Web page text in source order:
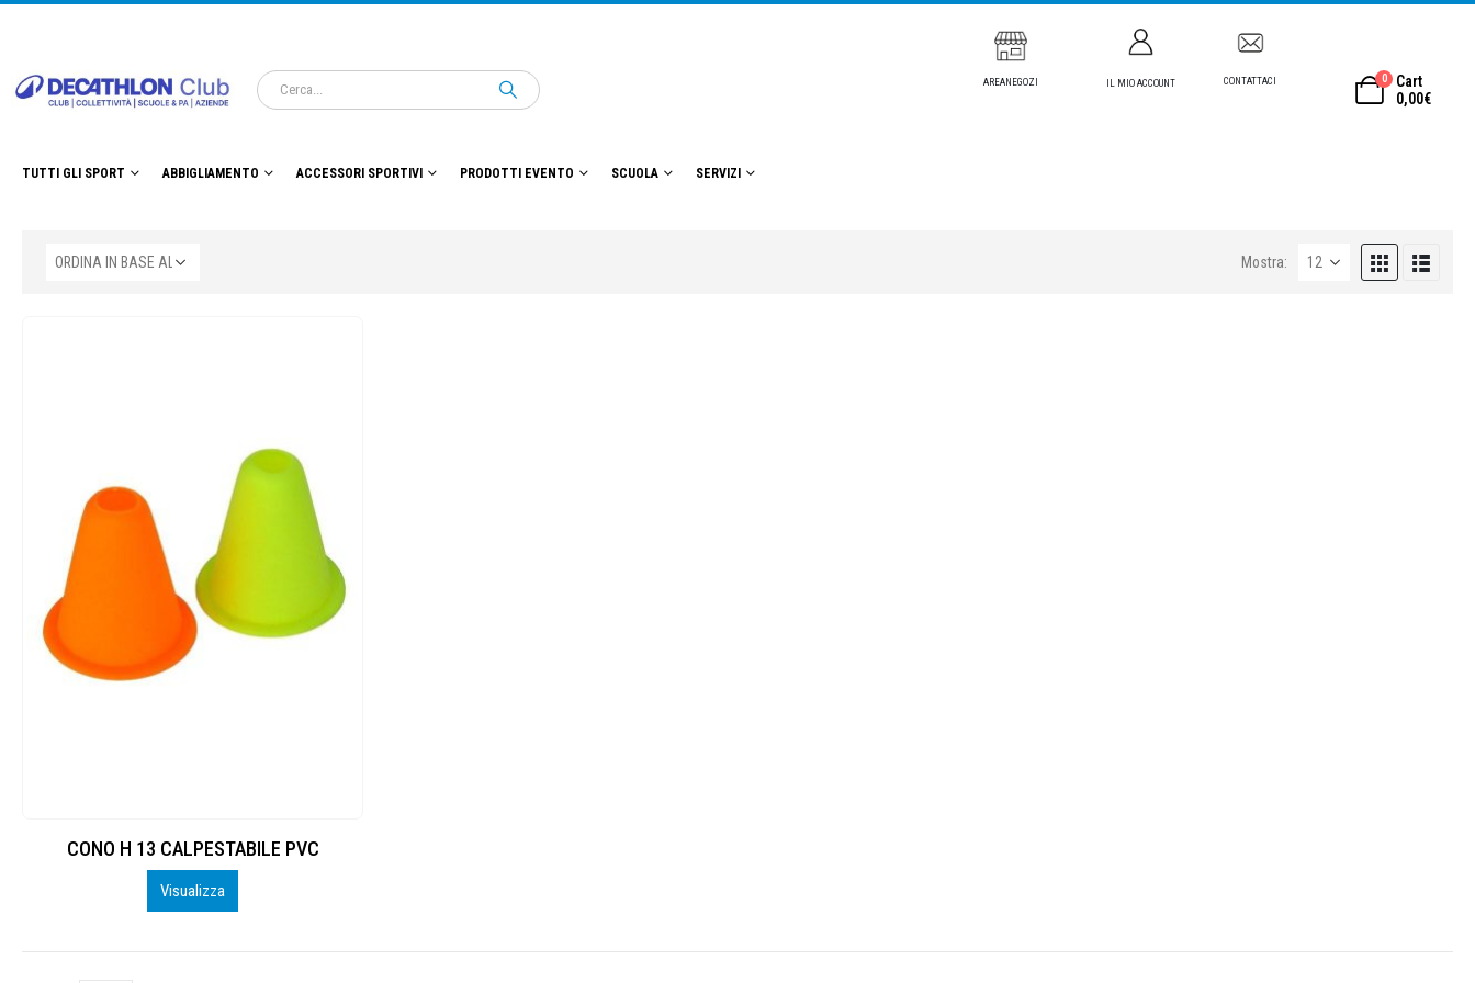
AREANEGOZI IL MIO ACCOUNT CONTATTACI 0
Cart
0,00€
TUTTI GLI SPORT ABBIGLIAMENTO ACCESSORI SPORTIVI PRODOTTI EVENTO SCUOLA SERVIZI
Mostra:
CONO H 13 CALPESTABILE PVC
Visualizza